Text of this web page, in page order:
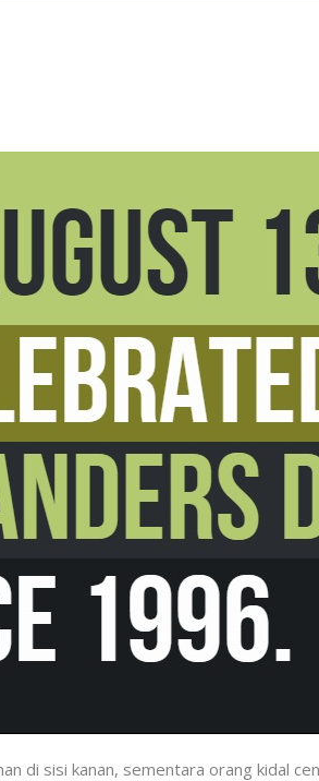
di sisi kanan, sementara orang kidal